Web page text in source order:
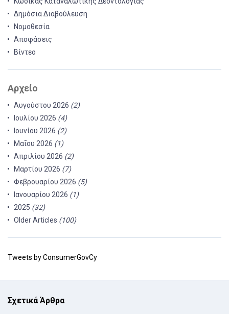
Δημόσια Διαβούλευση
Νομοθεσία
Αποφάσεις
Βίντεο
Αρχείο
Αυγούστου 2026 (2)
Ιουλίου 2026 (4)
Ιουνίου 2026 (2)
Μαΐου 2026 (1)
Απριλίου 2026 (2)
Μαρτίου 2026 (7)
Φεβρουαρίου 2026 (5)
Ιανουαρίου 2026 (1)
2025 (32)
Older Articles (100)
Tweets by ConsumerGovCy
Σχετικά Άρθρα